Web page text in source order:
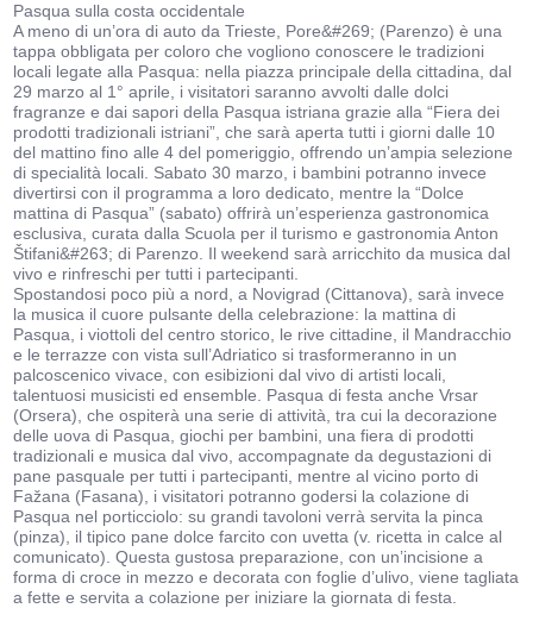
Pasqua sulla costa occidentale
A meno di un’ora di auto da Trieste, Pore&#269; (Parenzo) è una
tappa obbligata per coloro che vogliono conoscere le tradizioni
locali legate alla Pasqua: nella piazza principale della cittadina, dal
29 marzo al 1° aprile, i visitatori saranno avvolti dalle dolci
fragranze e dai sapori della Pasqua istriana grazie alla “Fiera dei
prodotti tradizionali istriani”, che sarà aperta tutti i giorni dalle 10
del mattino fino alle 4 del pomeriggio, offrendo un’ampia selezione
di specialità locali. Sabato 30 marzo, i bambini potranno invece
divertirsi con il programma a loro dedicato, mentre la “Dolce
mattina di Pasqua” (sabato) offrirà un’esperienza gastronomica
esclusiva, curata dalla Scuola per il turismo e gastronomia Anton
Štifani&#263; di Parenzo. Il weekend sarà arricchito da musica dal
vivo e rinfreschi per tutti i partecipanti.
Spostandosi poco più a nord, a Novigrad (Cittanova), sarà invece
la musica il cuore pulsante della celebrazione: la mattina di
Pasqua, i viottoli del centro storico, le rive cittadine, il Mandracchio
e le terrazze con vista sull’Adriatico si trasformeranno in un
palcoscenico vivace, con esibizioni dal vivo di artisti locali,
talentuosi musicisti ed ensemble. Pasqua di festa anche Vrsar
(Orsera), che ospiterà una serie di attività, tra cui la decorazione
delle uova di Pasqua, giochi per bambini, una fiera di prodotti
tradizionali e musica dal vivo, accompagnate da degustazioni di
pane pasquale per tutti i partecipanti, mentre al vicino porto di
Fažana (Fasana), i visitatori potranno godersi la colazione di
Pasqua nel porticciolo: su grandi tavoloni verrà servita la pinca
(pinza), il tipico pane dolce farcito con uvetta (v. ricetta in calce al
comunicato). Questa gustosa preparazione, con un’incisione a
forma di croce in mezzo e decorata con foglie d’ulivo, viene tagliata
a fette e servita a colazione per iniziare la giornata di festa.